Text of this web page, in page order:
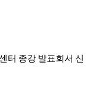
터 종강 발표회서 신